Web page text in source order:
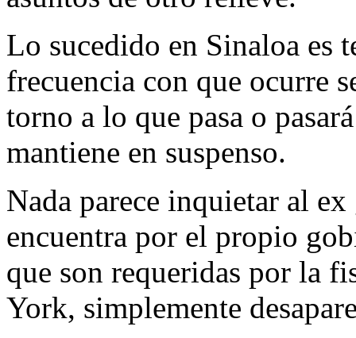
Lo sucedido en Sinaloa es
frecuencia con que ocurre
torno a lo que pasa o
mantiene en suspenso.
Nada parece inquietar al
encuentra por el propio
que son requeridas por la
York, simplemente